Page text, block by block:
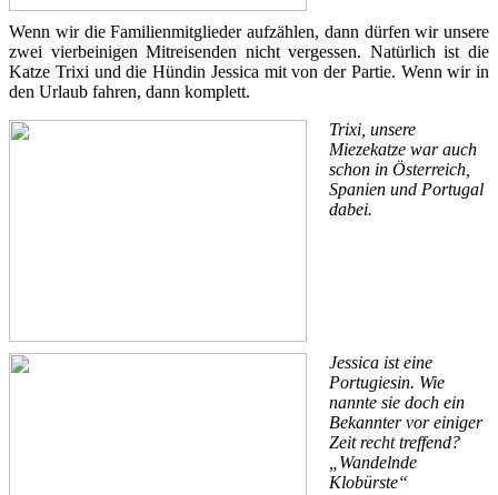
Wenn wir die Familienmitglieder aufzählen, dann dürfen wir unsere
zwei vierbeinigen Mitreisenden nicht vergessen. Natürlich ist die
Katze Trixi und die Hündin Jessica mit von der Partie. Wenn wir in
den Urlaub fahren, dann komplett.
Trixi, unsere
Miezekatze war auch
schon in Österreich,
Spanien und Portugal
dabei.
Jessica ist eine
Portugiesin. Wie
nannte sie doch ein
Bekannter vor einiger
Zeit recht treffend?
„Wandelnde
Klobürste“